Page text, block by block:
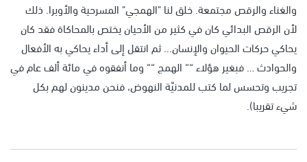
والغناء والرقص مجتمعة. خلق لنا "الهمجي" المسرحية والأوبرا. ذلك
لأن الرقص البدائي كان في كثير من الأحيان يختص بالمحاكاة فقد كان
يحاكي حركات الحيوان والإنسان... ثم انتقل إلى أداء يحاكي به الأفعال
والحوادث … فبغير هؤلاء ““ الهمج ““ وما أنفقوه في مائة ألف عام في
تجريب وتحسس لما كتب للمدنيّة النهوض، فنحن مدينون لهم بكل
شيء تقريبا).